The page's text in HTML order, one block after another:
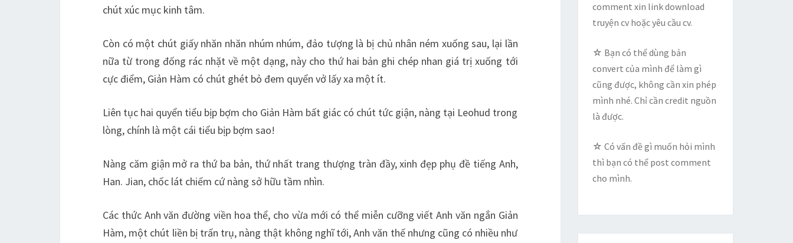
chút xúc mục kinh tâm.
Còn có một chút giấy nhăn nhăn nhúm nhúm, đảo tượng là bị chủ nhân ném xuống sau, lại lần
nữa từ trong đống rác nhặt về một dạng, này cho thứ hai bản ghi chép nhan giá trị xuống tới
cực điểm, Giản Hàm có chút ghét bỏ đem quyển vở lấy xa một ít.
Liên tục hai quyển tiểu bịp bợm cho Giản Hàm bất giác có chút tức giận, nàng tại Leohud trong
lòng, chính là một cái tiểu bịp bợm sao!
Nàng căm giận mở ra thứ ba bản, thứ nhất trang thượng tràn đầy, xinh đẹp phụ đề tiếng Anh,
Han. Jian, chốc lát chiếm cứ nàng sở hữu tầm nhìn.
Các thức Anh văn đường viền hoa thể, cho vừa mới có thể miễn cưỡng viết Anh văn ngắn Giản
Hàm, một chút liền bị trấn trụ, nàng thật không nghĩ tới, Anh văn thế nhưng cũng có nhiều như
comment xin link download
truyện cv hoặc yêu cầu cv.
☆ Bạn có thể dùng bản
convert của mình để làm gì
cũng được, không cần xin phép
mình nhé. Chỉ cần credit nguồn
là được.
☆ Có vấn đề gì muốn hỏi mình
thì bạn có thể post comment
cho mình.